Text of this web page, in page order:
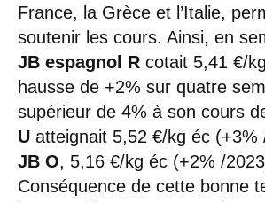
France, la Grèce et l’Italie,
soutenir les cours. Ainsi, en
JB espagnol R cotait 5,41 €/
hausse de +2% sur quatre
supérieur de 4% à son cours
U atteignait 5,52 €/kg éc (+3%
JB O, 5,16 €/kg éc (+2% /
Conséquence de cette bonne